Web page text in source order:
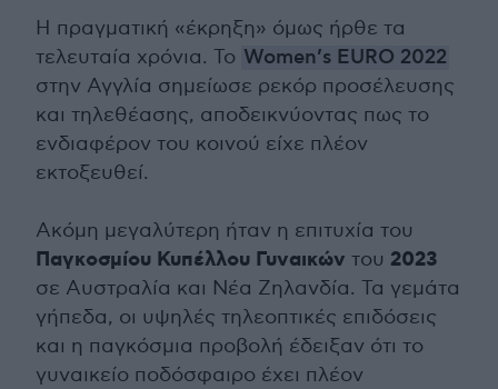
Η πραγματική «έκρηξη» όμως ήρθε τα
τελευταία χρόνια. Το Women’s EURO 2022
στην Αγγλία σημείωσε ρεκόρ προσέλευσης
και τηλεθέασης, αποδεικνύοντας πως το
ενδιαφέρον του κοινού είχε πλέον
εκτοξευθεί.
Ακόμη μεγαλύτερη ήταν η επιτυχία του
Παγκοσμίου Κυπέλλου Γυναικών του 2023
σε Αυστραλία και Νέα Ζηλανδία. Τα γεμάτα
γήπεδα, οι υψηλές τηλεοπτικές επιδόσεις
και η παγκόσμια προβολή έδειξαν ότι το
γυναικείο ποδόσφαιρο έχει πλέον